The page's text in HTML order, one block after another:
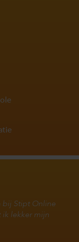
bij Stipt Online
lekker mijn